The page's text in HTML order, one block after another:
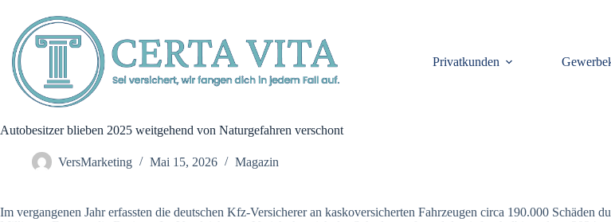
springen
Privatkunden
Autobesitzer blieben 2025 weitgehend von Naturgefahren verschont
VersMarketing Mai 15, 2026 Magazin
Im vergangenen Jahr erfassten die deutschen Kfz-Versicherer an kaskoversicherten Fahrzeugen circa 190.000